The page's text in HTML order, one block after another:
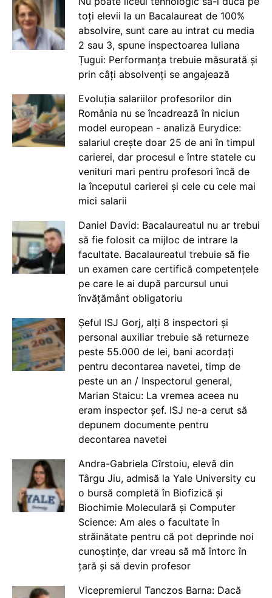
toți elevii la un Bacalaureat de 100%
absolvire, sunt care au intrat cu media
2 sau 3, spune inspectoarea Iuliana
Țugui: Performanța trebuie măsurată și
prin câți absolvenți se angajează
Evoluția salariilor profesorilor din
România nu se încadrează în niciun
model european - analiză Eurydice:
salariul crește doar 25 de ani în timpul
carierei, dar procesul e între statele cu
venituri mari pentru profesori încă de
la începutul carierei și cele cu cele mai
mici salarii
Daniel David: Bacalaureatul nu ar trebui
să fie folosit ca mijloc de intrare la
facultate. Bacalaureatul trebuie să fie
un examen care certifică competențele
pe care le ai după parcursul unui
învățământ obligatoriu
Șeful ISJ Gorj, alți 8 inspectori și
personal auxiliar trebuie să returneze
peste 55.000 de lei, bani acordați
pentru decontarea navetei, timp de
peste un an / Inspectorul general,
Marian Staicu: La vremea aceea nu
eram inspector șef. ISJ ne-a cerut să
depunem documente pentru
decontarea navetei
Andra-Gabriela Cîrstoiu, elevă din
Târgu Jiu, admisă la Yale University cu
o bursă completă în Biofizică și
Biochimie Moleculară și Computer
Science: Am ales o facultate în
străinătate pentru că pot deprinde noi
cunoștințe, dar vreau să mă întorc în
țară și să devin profesor
Vicepremierul Tanczos Barna: Dacă